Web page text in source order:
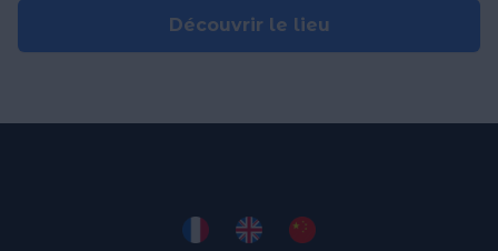
Découvrir le lieu